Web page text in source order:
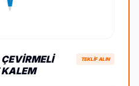
TEKLİF ALIN